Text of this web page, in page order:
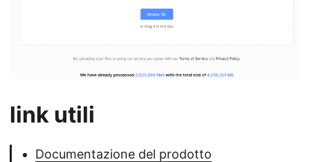
link utili
Documentazione del prodotto